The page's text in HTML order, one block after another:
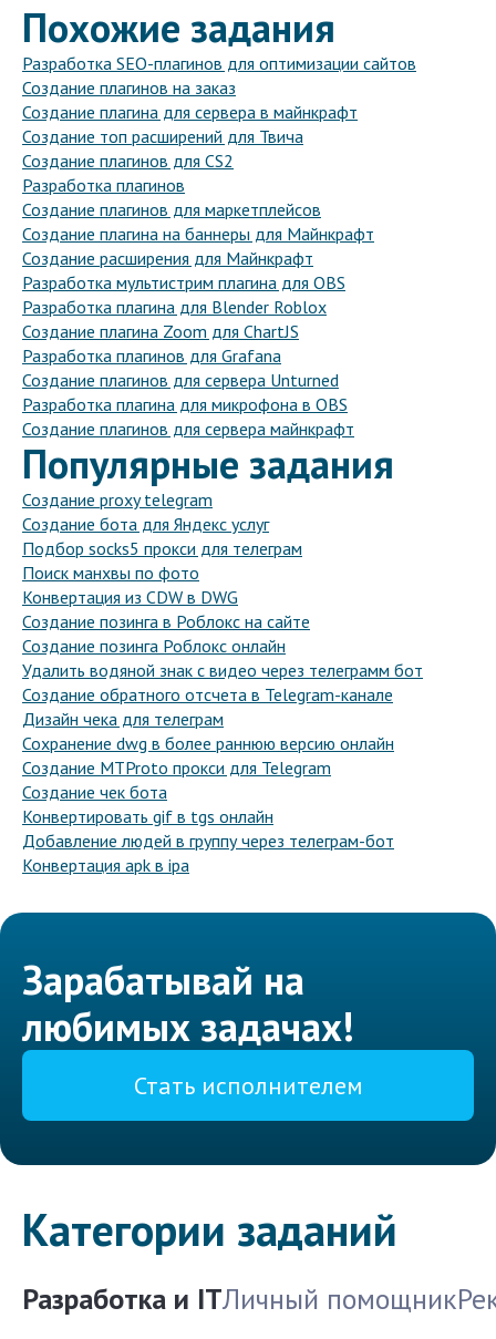
Похожие задания
Разработка SEO-плагинов для оптимизации сайтов
Создание плагинов на заказ
Создание плагина для сервера в майнкрафт
Создание топ расширений для Твича
Создание плагинов для CS2
Разработка плагинов
Создание плагинов для маркетплейсов
Создание плагина на баннеры для Майнкрафт
Создание расширения для Майнкрафт
Разработка мультистрим плагина для OBS
Разработка плагина для Blender Roblox
Создание плагина Zoom для ChartJS
Разработка плагинов для Grafana
Создание плагинов для сервера Unturned
Разработка плагина для микрофона в OBS
Создание плагинов для сервера майнкрафт
Популярные задания
Создание proxy telegram
Создание бота для Яндекс услуг
Подбор socks5 прокси для телеграм
Поиск манхвы по фото
Конвертация из CDW в DWG
Создание позинга в Роблокс на сайте
Создание позинга Роблокс онлайн
Удалить водяной знак с видео через телеграмм бот
Создание обратного отсчета в Telegram-канале
Дизайн чека для телеграм
Сохранение dwg в более раннюю версию онлайн
Создание MTProto прокси для Telegram
Создание чек бота
Конвертировать gif в tgs онлайн
Добавление людей в группу через телеграм-бот
Конвертация apk в ipa
Зарабатывай на
любимых задачах!
Стать исполнителем
Категории заданий
Разработка и ITЛичный помощник